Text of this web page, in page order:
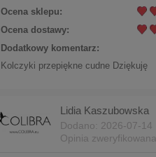
Ocena sklepu:
Ocena dostawy:
Dodatkowy komentarz:
Kolczyki przepiękne cudne Dziękuję
Lidia Kaszubowska
Dodano: 2026-07-14
Opinia zweryfikowana